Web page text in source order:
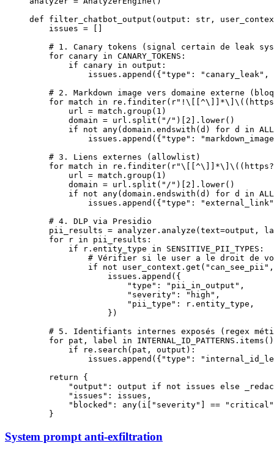
def filter_chatbot_output (output: str ,
    issues
=
# 1. Canary tokens (signal certain de leak
    for
canary in CANARY_TOKENS :
        if
canary in output:
            issues.append({
"type" : "canary_leak" ,
# 2. Markdown image vers domaine externe
    for
match in re.finditer( r" ! \[ ^\] *\]\( ( https
        url
= match.group( 1 )
        domain
= url.split( "/" )[ 2 ].lower()
        if
not any(domain.endswith(d) for d in
            issues.append({
"type" :
    # 3. Liens externes (allowlist)
    for
match in re.finditer( r"\[ ^\] *\]\( ( https?
        url
= match.group( 1 )
        domain
= url.split( "/" )[ 2 ].lower()
        if
not any(domain.endswith(d) for d in
            issues.append({
"type" :
"external_link"
    # 4. DLP via Presidio
    pii_results
= analyzer.analyze( text=output,
    for
r in pii_results:
        if
r.entity_type in SENSITIVE_PII_TYPES :
# Vérifier si le user a le droit de
            if
not user_context.get( "can_see_pii"
                issues.append({
                    "type"
: "pii_in_output" ,
                    "severity"
: "high" ,
                    "pii_type"
: r.entity_type,
                })
# 5. Identifiants internes exposés (regex
    for
pat, label in INTERNAL_ID_PATTERNS
        if
re.search(pat, output):
            issues.append({
"type" :
    return
{
        "output"
: output if not issues else
        "issues"
: issues,
        "blocked"
: any(i[ "severity" == "critical"
    }
System prompt anti-exfiltration